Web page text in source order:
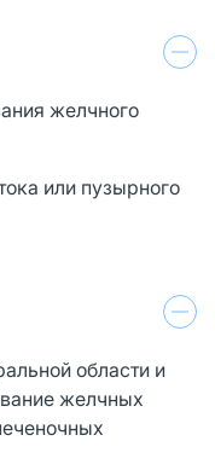
желчного
или пузырного
области и
желчных